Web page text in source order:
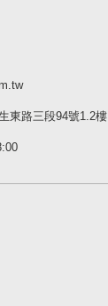
東路三段94號1.2樓